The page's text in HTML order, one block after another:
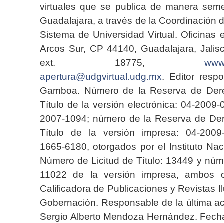
virtuales que se publica de manera
Guadalajara, a través de la Coordinación
Sistema de Universidad Virtual. Oficinas
Arcos Sur, CP 44140, Guadalajara,
ext. 18775,
apertura@udgvirtual.udg.mx. Editor
Gamboa. Número de la Reserva de
Título de la versión electrónica: 04-2009-
2007-1094; número de la Reserva de
Título de la versión impresa: 04-2009-
1665-6180, otorgados por el Instituto
Número de Licitud de Título: 13449 y
11022 de la versión impresa, ambos
Calificadora de Publicaciones y Revistas
Gobernación. Responsable de la última
Sergio Alberto Mendoza Hernández.